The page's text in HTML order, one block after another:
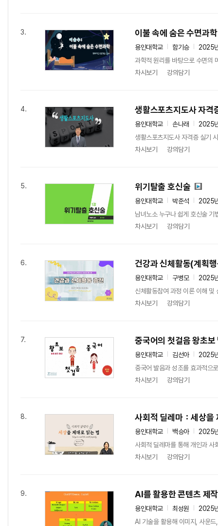
3. 이불 속에 숨은 수면과학
용인대학교 함기승
2025
과학적 원리를 바탕으로 수면의
차시보기
강의담기
4. 생활스포츠지도사 자격
용인대학교 손나래
2025
생활스포츠지도사 자격증 실기
차시보기
강의담기
5. 위기탈출 호신술
용인대학교 박준석
2025
남녀노소 누구나 쉽게 호신술 기
차시보기
강의담기
6. 건강과 신체활동(계획
용인대학교 구병모
2025
신체활동참여 과정 이론 이해 및
차시보기
강의담기
7. 중국어의 첫걸음 왕초
용인대학교 김선아
2025
중국어 발음과 성조를 효과적으
차시보기
강의담기
8. 사회적 딜레마：세상을
용인대학교 백승아
2025
사회적 딜레마를 통해 개인과 사
차시보기
강의담기
9. AI를 활용한 콘텐츠 제작
용인대학교 최성원
2025
AI 기술을 활용해 이미지, 사운